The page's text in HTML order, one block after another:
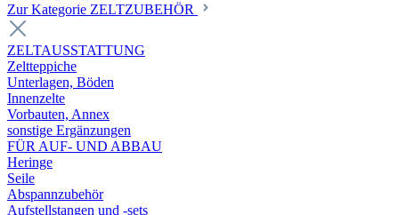
Zur Kategorie ZELTZUBEHÖR
ZELTAUSSTATTUNG
Zeltteppiche
Unterlagen, Böden
Innenzelte
Vorbauten, Annex
sonstige Ergänzungen
FÜR AUF- UND ABBAU
Heringe
Seile
Abspannzubehör
Aufstellstangen und -sets